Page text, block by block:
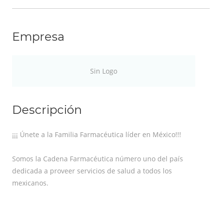
Empresa
Sin Logo
Descripción
¡¡¡ Únete a la Familia Farmacéutica líder en México!!!
Somos la Cadena Farmacéutica número uno del país
dedicada a proveer servicios de salud a todos los
mexicanos.